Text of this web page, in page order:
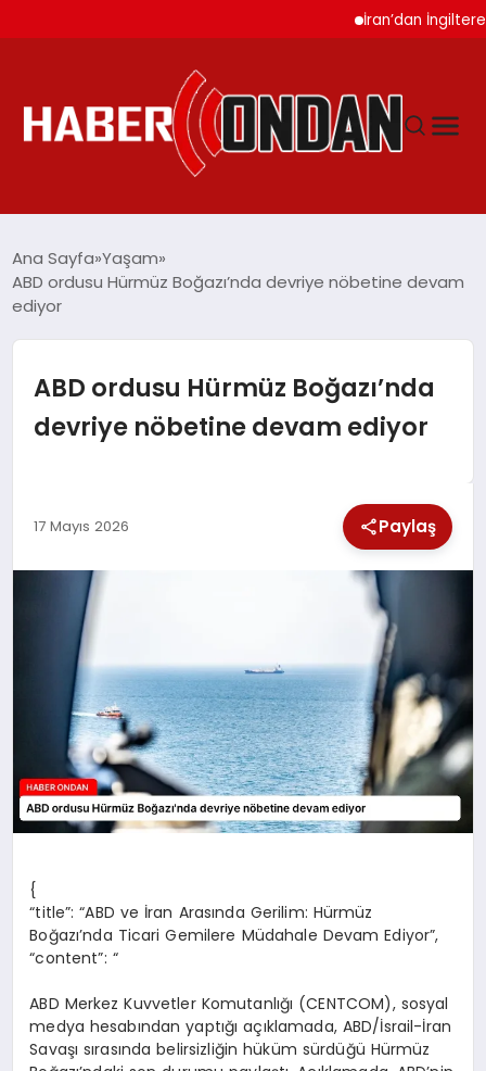
İran’dan İngiltere
SIYASET
DÜNYA
EKONOMI
TEKNOLOJI
Ana Sayfa Yaşam
ABD ordusu Hürmüz Boğazı’nda devriye nöbetine devam
ediyor
ABD ordusu Hürmüz Boğazı’nda
devriye nöbetine devam ediyor
17 Mayıs 2026 Paylaş
{
“title”: “ABD ve İran Arasında Gerilim: Hürmüz
Boğazı’nda Ticari Gemilere Müdahale Devam Ediyor”,
“content”: “
ABD Merkez Kuvvetler Komutanlığı (CENTCOM), sosyal
medya hesabından yaptığı açıklamada, ABD/İsrail-İran
Savaşı sırasında belirsizliğin hüküm sürdüğü Hürmüz